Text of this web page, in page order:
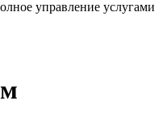
управление услугами